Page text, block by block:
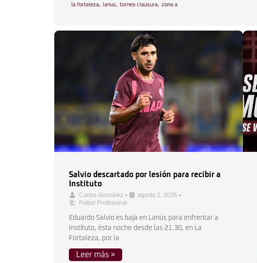
la fortaleza, lanus, torneo clausura, zona a
Salvio descartado por lesión para recibir a
Instituto
Carlos González • agosto 2, 2026 •
Fútbol Profesional
Eduardo Salvio es baja en Lanús para enfrentar a
Instituto, ésta noche desde las 21.30, en La
Fortaleza, por la
Leer más »